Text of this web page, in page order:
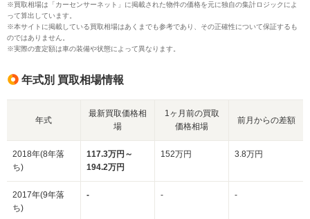
※買取相場は「カーセンサーネット」に掲載された物件の価格を元に独自の集計ロジックによ
って算出しています。
※本サイトに掲載している買取相場はあくまでも参考であり、その正確性について保証するも
のではありません。
※実際の査定額は車の装備や状態によって異なります。
年式別 買取相場情報
年式
最新買取価格相
場
1ヶ月前の買取
価格相場
前月からの差額
2018年(8年落
ち)
117.3万円～
194.2万円
152万円 3.8万円
2017年(9年落
ち)
- - -